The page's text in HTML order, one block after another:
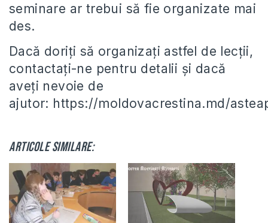
seminare ar trebui să fie organizate mai
des.
Dacă doriți să organizați astfel de lecții,
contactați-ne pentru detalii și dacă
aveți nevoie de
ajutor: https://moldovacrestina.md/
Articole similare: